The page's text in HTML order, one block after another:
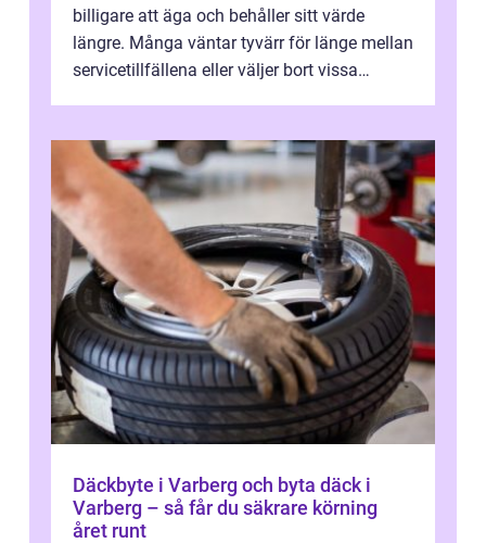
billigare att äga och behåller sitt värde
längre. Många väntar tyvärr för länge mellan
servicetillfällena eller väljer bort vissa
Däckbyte i Varberg och byta däck i
Varberg – så får du säkrare körning
året runt